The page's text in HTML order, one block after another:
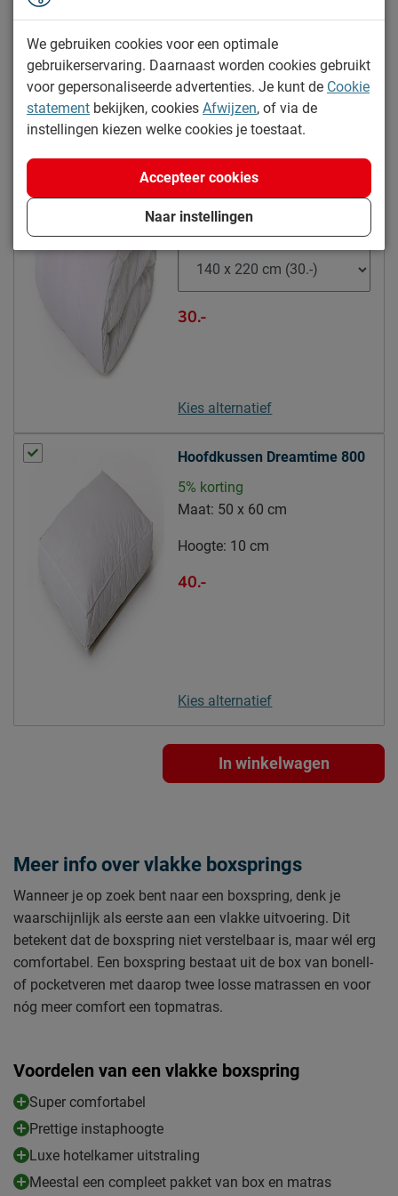
99.-
Kies alternatief
Dreamtime Actie 4-seizoenen
dekbed synthetisch
5% korting
Maat
30.-
Kies alternatief
Hoofdkussen Dreamtime 800
5% korting
Maat: 50 x 60 cm
Hoogte: 10 cm
40.-
Kies alternatief
In winkelwagen
Meer info over vlakke boxsprings
Wanneer je op zoek bent naar een boxspring, denk je
waarschijnlijk als eerste aan een vlakke uitvoering. Dit
betekent dat de boxspring niet verstelbaar is, maar wél erg
comfortabel. Een boxspring bestaat uit de box van bonell-
of pocketveren met daarop twee losse matrassen en voor
nóg meer comfort een topmatras.
Voordelen van een vlakke boxspring
Super comfortabel
Prettige instaphoogte
Luxe hotelkamer uitstraling
Meestal een compleet pakket van box en matras
We gebruiken cookies voor een optimale
gebruikerservaring. Daarnaast worden cookies gebruikt
voor gepersonaliseerde advertenties. Je kunt de Cookie
statement bekijken, cookies Afwijzen, of via de
instellingen kiezen welke cookies je toestaat.
Naar instellingen
Accepteer cookies